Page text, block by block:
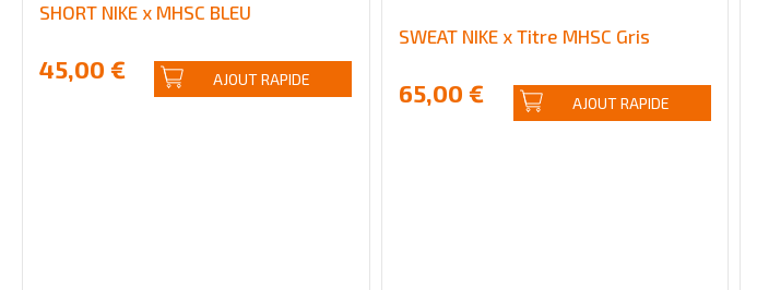
SHORT NIKE x MHSC BLEU
45,00 € AJOUT RAPIDE
SWEAT NIKE x Titre MHSC Gris
65,00 € AJOUT RAPIDE